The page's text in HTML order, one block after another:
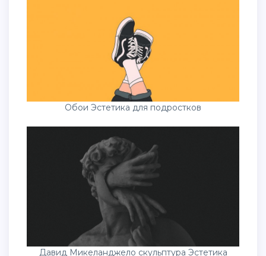
Обои Эстетика для подростков
Давид Микеланджело скульптура Эстетика